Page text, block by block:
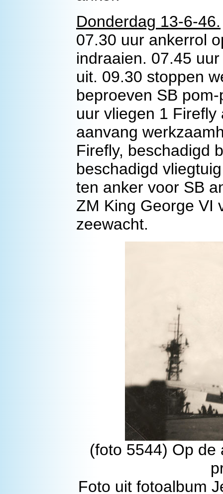
Donderdag 13-6-46.
07.30 uur ankerrol
indraaien. 07.45
uit. 09.30 stoppen
beproeven SB
uur vliegen 1
aanvang
Firefly, beschadigd
beschadigd
ten anker voor SB
ZM King George VI
zeewacht.
(foto 5544) Op de
Foto uit fotoalbum